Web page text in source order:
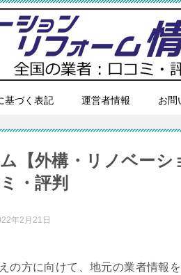
基づく表記 運営者情報 お問
【外構・リノベー
・評判
年2月21日
の方に向けて、地元の業者情報を